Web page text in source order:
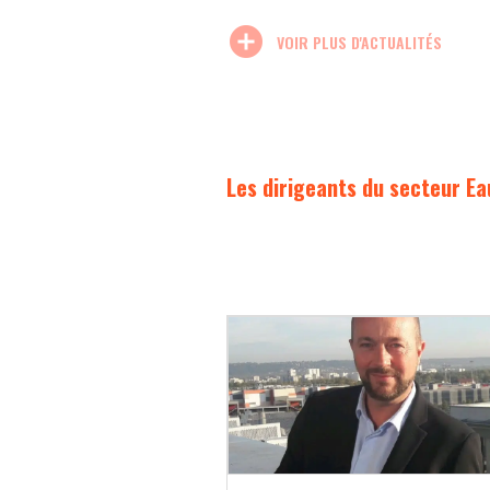
add_circle VOIR PLUS D'ACTUALITÉS
Les dirigeants du secteur